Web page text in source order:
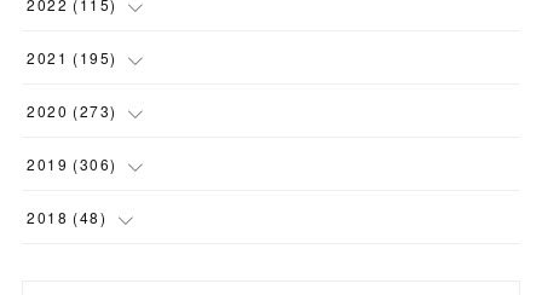
(2)
(3)
( 6 )
(8)
(7)
(8)
( 7 )
2021 (195)
(14)
(9)
(11
2020 (273)
(29)
(21
2019 (306)
(22
2018 (48)